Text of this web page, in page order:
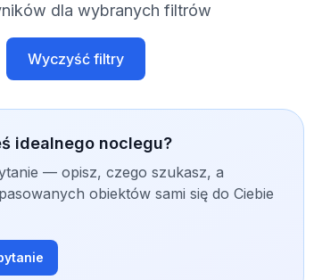
dla wybranych filtrów
Wyczyść filtry
idealnego noclegu?
— opisz, czego szukasz, a
obiektów sami się do Ciebie